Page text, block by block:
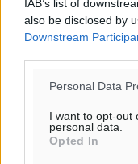
IAB’s list of
also be disclosed by
Downstream
Personal Data
I want to opt-out
personal data.
Opted In
Στα 2-2,35 GW ο
αιολικά πάρκα
γεωπολιτικές
Ειδήσεις• πριν 1 ώρα